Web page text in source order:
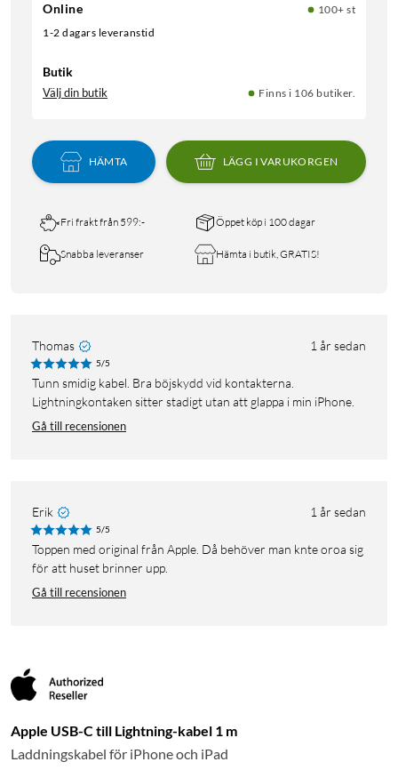
Online
100+ st
1-2 dagars leveranstid
Butik
Välj din butik Finns i 106 butiker.
HÄMTA LÄGG I VARUKORGEN
Fri frakt från 599:- Öppet köp i 100 dagar
Snabba leveranser Hämta i butik, GRATIS!
Thomas 1 år sedan
5/5
Tunn smidig kabel. Bra böjskydd vid kontakterna.
Lightningkontaken sitter stadigt utan att glappa i min iPhone.
Gå till recensionen
Erik 1 år sedan
5/5
Toppen med original från Apple. Då behöver man knte oroa sig
för att huset brinner upp.
Gå till recensionen
Apple USB-C till Lightning-kabel 1 m
Laddningskabel för iPhone och iPad